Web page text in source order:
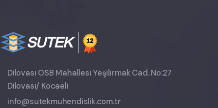
Dilovası OSB Mahallesi Yeşilırmak Cad. No:27
Dilovası/ Kocaeli
info@sutekmuhendislik.com.tr